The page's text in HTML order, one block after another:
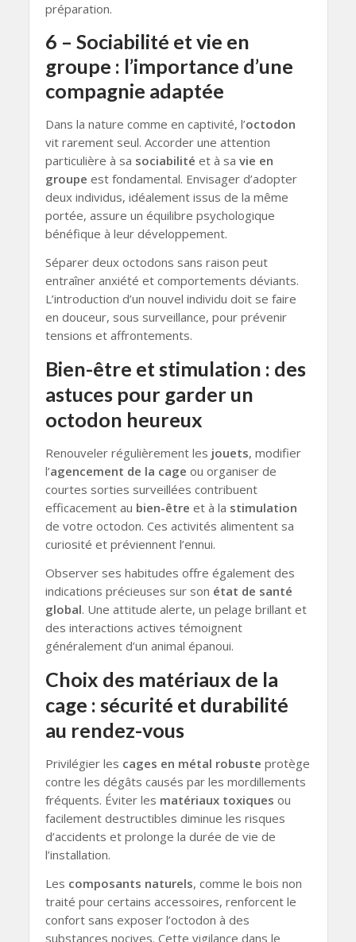
préparation.
6 – Sociabilité et vie en
groupe : l’importance d’une
compagnie adaptée
Dans la nature comme en captivité, l’octodon
vit rarement seul. Accorder une attention
particulière à sa sociabilité et à sa vie en
groupe est fondamental. Envisager d’adopter
deux individus, idéalement issus de la même
portée, assure un équilibre psychologique
bénéfique à leur développement.
Séparer deux octodons sans raison peut
entraîner anxiété et comportements déviants.
L’introduction d’un nouvel individu doit se faire
en douceur, sous surveillance, pour prévenir
tensions et affrontements.
Bien-être et stimulation : des
astuces pour garder un
octodon heureux
Renouveler régulièrement les jouets, modifier
l’agencement de la cage ou organiser de
courtes sorties surveillées contribuent
efficacement au bien-être et à la stimulation
de votre octodon. Ces activités alimentent sa
curiosité et préviennent l’ennui.
Observer ses habitudes offre également des
indications précieuses sur son état de santé
global. Une attitude alerte, un pelage brillant et
des interactions actives témoignent
généralement d’un animal épanoui.
Choix des matériaux de la
cage : sécurité et durabilité
au rendez-vous
Privilégier les cages en métal robuste protège
contre les dégâts causés par les mordillements
fréquents. Éviter les matériaux toxiques ou
facilement destructibles diminue les risques
d’accidents et prolonge la durée de vie de
l’installation.
Les composants naturels, comme le bois non
traité pour certains accessoires, renforcent le
confort sans exposer l’octodon à des
substances nocives. Cette vigilance dans le